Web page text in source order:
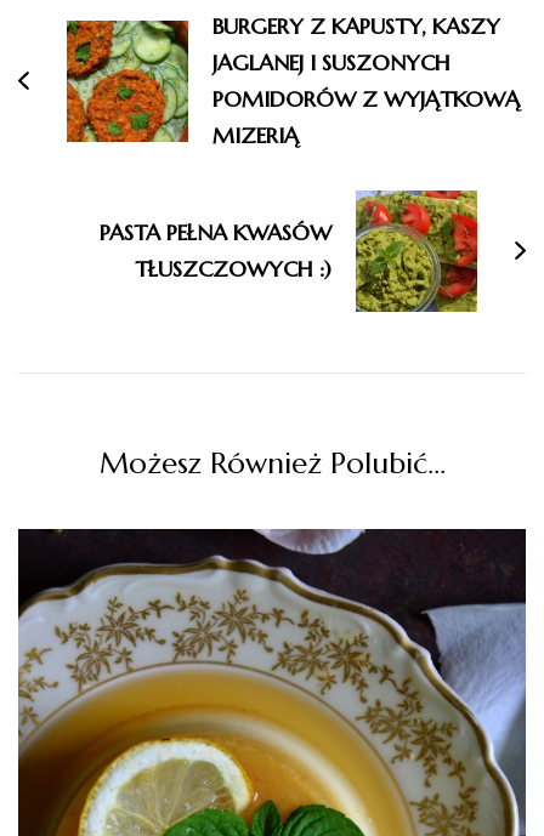
BURGERY Z KAPUSTY, KASZY
JAGLANEJ I SUSZONYCH
POMIDORÓW Z WYJĄTKOWĄ
MIZERIĄ
PASTA PEŁNA KWASÓW
TŁUSZCZOWYCH :)
Możesz Również Polubić…